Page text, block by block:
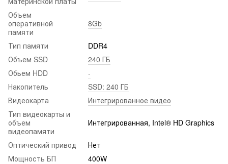
Объем
оперативной
памяти
8Gb
Тип памяти
DDR4
Объем SSD
240 ГБ
Обьем HDD
-
Накопитель
SSD: 240 ГБ
Видеокарта
Интегрированное видео
Тип видеокарты и
объем
видеопамяти
Интегрированная, Intel® HD Graphics
Оптический привод
Нет
Мощность БП
400W